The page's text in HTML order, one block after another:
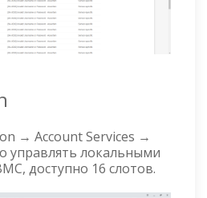
→ Account Services →
управлять локальными
доступно 16 слотов.